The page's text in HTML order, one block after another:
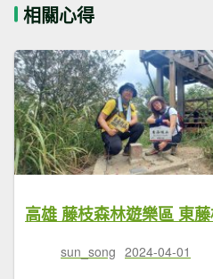
相關心得
sun_song 2024-04-01